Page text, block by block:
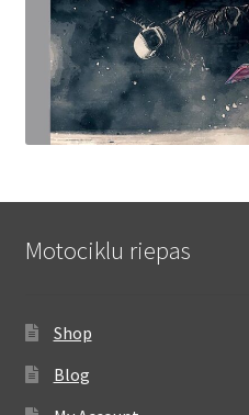
Motociklu riepas
Shop
Blog